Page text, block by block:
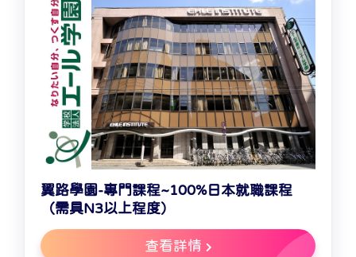
翼路學園-專門課程~100%日本就職課程
（需具N3以上程度）
查看詳情